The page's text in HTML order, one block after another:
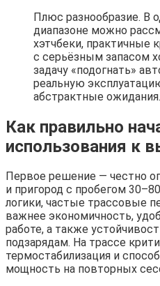
Плюс разнообразие. В
диапазоне можно
хэтчбеки, практичные
с серьёзным запасом
задачу «подогнать»
реальную
абстрактные ожидания.
Как правильно
использования к
Первое решение — честно
и пригород с пробегом
логики, частые трассовые
важнее экономичность,
работе, а также
подзарядам. На трассе
термостабилизация и
мощность на повторных